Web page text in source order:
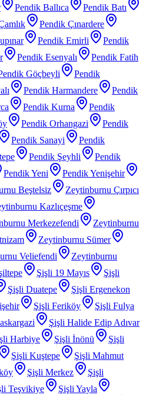
Pendik Ballıca
Pendik Batı
Pendik Çınardere
Pendik Emirli
Pendik
Pendik Esenyalı
Pendik Fatih
Göçbeyli
Pendik
Pendik Harmandere
Pendik
Pendik Kurna
Pendik
Pendik Orhangazi
Pendik
Pendik Sanayi
Pendik
Pendik Şeyhli
Pendik
Pendik Yeni
Pendik Yenişehir
Beştelsiz
Zeytinburnu Çırpıcı
Kazlıçeşme
Merkezefendi
Zeytinburnu
Zeytinburnu Sümer
Veliefendi
Zeytinburnu
Şişli 19 Mayıs
Şişli
Şişli Duatepe
Şişli Ergenekon
Şişli Feriköy
Şişli Fulya
Şişli Halide Edip Adıvar
Harbiye Şişli İnönü
Şişli
Şişli Kuştepe
Şişli Mahmut
Şişli Merkez
Şişli
Teşvikiye
Şişli Yayla